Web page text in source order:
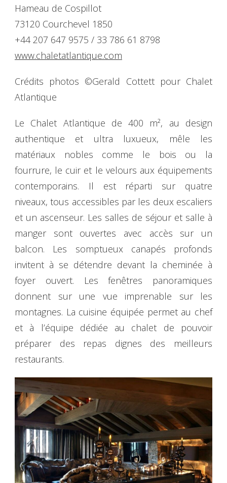
Hameau de Cospillot
73120 Courchevel 1850
+44 207 647 9575 / 33 786 61 8798
www.chaletatlantique.com
Crédits photos ©Gerald Cottett pour Chalet
Atlantique
Le Chalet Atlantique de 400 m², au design
authentique et ultra luxueux, mêle les
matériaux nobles comme le bois ou la
fourrure, le cuir et le velours aux équipements
contemporains. Il est réparti sur quatre
niveaux, tous accessibles par les deux escaliers
et un ascenseur. Les salles de séjour et salle à
manger sont ouvertes avec accès sur un
balcon. Les somptueux canapés profonds
invitent à se détendre devant la cheminée à
foyer ouvert. Les fenêtres panoramiques
donnent sur une vue imprenable sur les
montagnes. La cuisine équipée permet au chef
et à l’équipe dédiée au chalet de pouvoir
préparer des repas dignes des meilleurs
restaurants.